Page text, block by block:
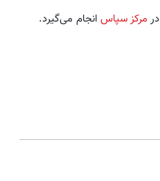
مرکز سپاس انجام می‌گیرد.